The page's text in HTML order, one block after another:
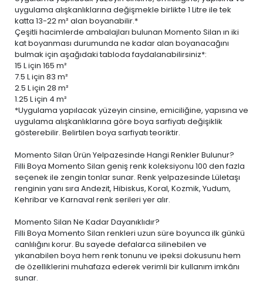
uygulama alışkanlıklarına değişmekle birlikte 1 Litre ile tek
katta 13-22 m² alan boyanabilir.*
Çeşitli hacimlerde ambalajları bulunan Momento Silan ın iki
kat boyanması durumunda ne kadar alan boyanacağını
bulmak için aşağıdaki tabloda faydalanabilirsiniz*:
15 Liçin 165 m²
7.5 Liçin 83 m²
2.5 Liçin 28 m²
1.25 Liçin 4 m²
*Uygulama yapılacak yüzeyin cinsine, emiciliğine, yapısına ve
uygulama alışkanlıklarına göre boya sarfiyatı değişiklik
gösterebilir. Belirtilen boya sarfiyatı teoriktir.
Momento Silan Ürün Yelpazesinde Hangi Renkler Bulunur?
Filli Boya Momento Silan geniş renk koleksiyonu 100 den fazla
seçenek ile zengin tonlar sunar. Renk yelpazesinde Lületaşı
renginin yanı sıra Andezit, Hibiskus, Koral, Kozmik, Yudum,
Kehribar ve Karnaval renk serileri yer alır.
Momento Silan Ne Kadar Dayanıklıdır?
Filli Boya Momento Silan renkleri uzun süre boyunca ilk günkü
canlılığını korur. Bu sayede defalarca silinebilen ve
yıkanabilen boya hem renk tonunu ve ipeksi dokusunu hem
de özelliklerini muhafaza ederek verimli bir kullanım imkânı
sunar.